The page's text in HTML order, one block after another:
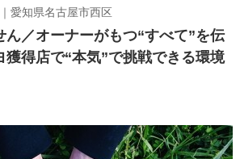
愛知県名古屋市西区
ん／オーナーがもつ“すべて”を伝
得店で“本気”で挑戦できる環境